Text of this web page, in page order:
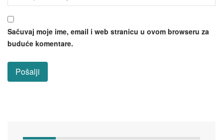
Sačuvaj moje ime, email i web stranicu u ovom browseru za
buduće komentare.